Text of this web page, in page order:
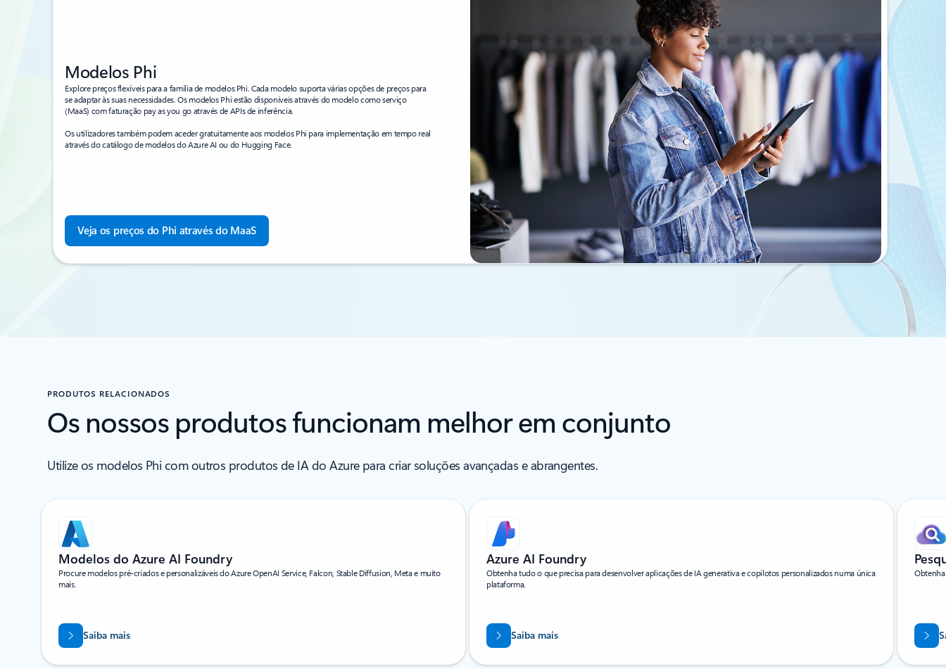
Modelos Phi
Explore preços flexíveis para a família de modelos Phi. Cada modelo suporta várias opções de preços para
se adaptar às suas necessidades. Os modelos Phi estão disponíveis através do modelo como serviço
(MaaS) com faturação pay as you go através de APIs de inferência.
Os utilizadores também podem aceder gratuitamente aos modelos Phi para implementação em tempo real
através do catálogo de modelos do Azure AI ou do Hugging Face.
Veja os preços do Phi através do MaaS
PRODUTOS RELACIONADOS
Os nossos produtos funcionam melhor em conjunto
Utilize os modelos Phi com outros produtos de IA do Azure para criar soluções avançadas e abrangentes.
A apresentar 1-2 de 4 diapositivos
Modelos do Azure AI Foundry
Procure modelos pré-criados e personalizáveis do Azure OpenAI Service, Falcon, Stable Diffusion, Meta e muito
mais.
Saiba mais
Azure AI Foundry
Obtenha tudo o que precisa para desenvolver aplicações de IA generativa e copilotos personalizados numa única
plataforma.
Saiba mais
Obtenha